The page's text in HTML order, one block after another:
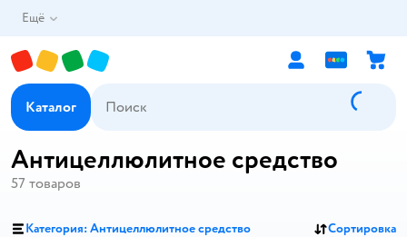
Ещё
Каталог
Антицеллюлитное средство
57 товаров
Категория: Антицеллюлитное средство Сортировка